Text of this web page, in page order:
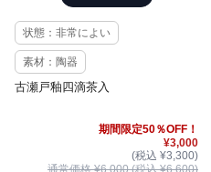
状態：非常によい
素材：陶器
古瀬戸釉四滴茶入
期間限定50％OFF！
¥3,000
(税込 ¥3,300)